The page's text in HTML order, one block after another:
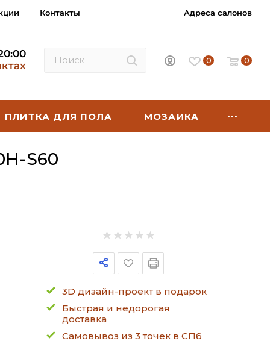
Контакты Адреса салонов
0 0
ПЛИТКА ДЛЯ ПОЛА МОЗАИКА
S60
3D дизайн-проект в подарок
Быстрая и недорогая
доставка
Самовывоз из 3 точек в СПб